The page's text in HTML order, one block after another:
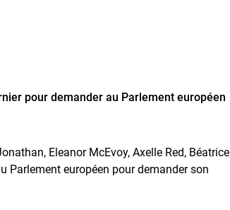
pour demander au Parlement européen
Eleanor McEvoy, Axelle Red, Béatrice
Parlement européen pour demander son